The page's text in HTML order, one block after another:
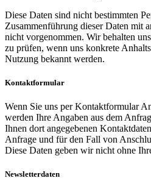
Diese Daten sind nicht bestimmten
Zusammenführung dieser Daten mit
nicht vorgenommen. Wir behalten
zu prüfen, wenn uns konkrete
Nutzung bekannt werden.
Kontaktformular
Wenn Sie uns per Kontaktformular
werden Ihre Angaben aus dem
Ihnen dort angegebenen
Anfrage und für den Fall von
Diese Daten geben wir nicht ohne
Newsletterdaten